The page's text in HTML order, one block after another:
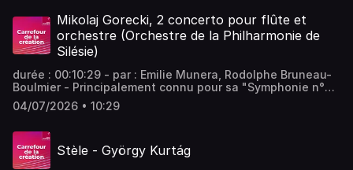
Pour écouter tous les épisodes sans limite, rendez-vous
sur Radio France
Mikolaj Gorecki, 2 concerto pour flûte et
orchestre (Orchestre de la Philharmonie de
Silésie)
durée : 00:10:29 - par : Emilie Munera, Rodolphe Bruneau-
Boulmier - Principalement connu pour sa "Symphonie n°3
pour orchestre et soprano, op. 36 (1976), dite des chants
plaintifs", le compositeur polonais Mikolaj Gorecki, proche
deux concertos pour flûtes et orchestre que nous
écouterons ensemble aujourd'hui. Vous aimez ce podcast
? Pour écouter tous les épisodes sans limite, rendez-vous
04/07/2026 • 10:29
Stèle - György Kurtág